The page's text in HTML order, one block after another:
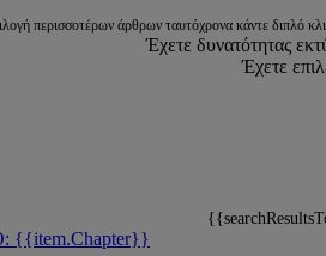
περισσοτέρων άρθρων ταυτόχρονα κάντε διπλό
Έχετε δυνατότητας
Έχετε